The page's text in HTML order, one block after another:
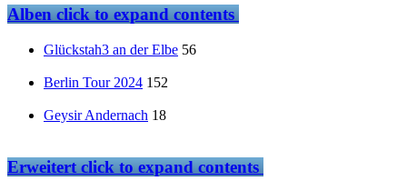
Albenclick to expand contents
Glückstah3 an der Elbe 56
Berlin Tour 2024 152
Geysir Andernach 18
Erweitertclick to expand contents